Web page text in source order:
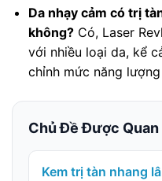
Da nhạy cảm có trị
không?Có, Laser
với nhiều loại da, kể
chỉnh mức năng
Chủ Đề Được Quan
Kem trị tàn nhang